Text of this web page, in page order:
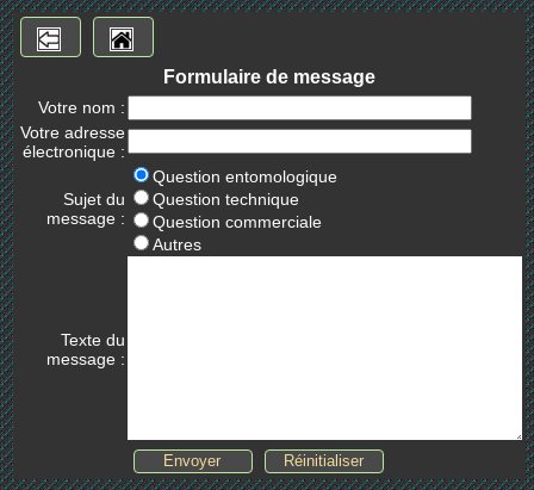
Formulaire de message
Votre nom :
Votre adresse
électronique :
Sujet du
message :
Question entomologique
Question technique
Question commerciale
Autres
Texte du
message :